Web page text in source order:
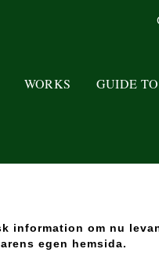
WORKS GUIDE
information om nu
egen hemsida.